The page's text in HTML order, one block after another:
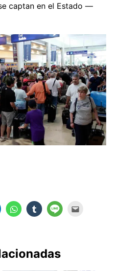
captan en el Estado —